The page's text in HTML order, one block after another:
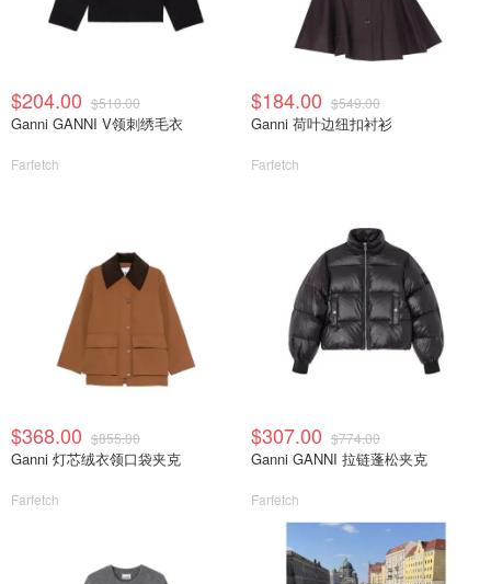
$204.00 $510.00
Ganni GANNI V领刺绣毛衣
Farfetch
$184.00 $549.00
Ganni 荷叶边纽扣衬衫
Farfetch
$368.00 $855.00
Ganni 灯芯绒衣领口袋夹克
Farfetch
$307.00 $774.00
Ganni GANNI 拉链蓬松夹克
Farfetch